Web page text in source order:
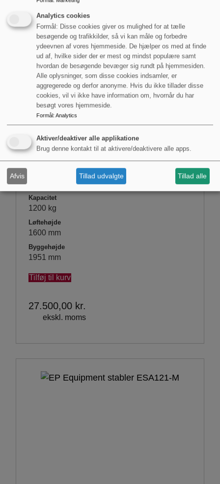
EP ESA121-M
Art
Elektriske lager- og
butikshåndteringsmaskiner
,Elstablere
Fabriksnye maskiner på lager
Kapacitet
1200 kg
Løftehøjde
1600 mm
Byggehøjde
1951 mm
Tilføj til kurv
27.500,00 kr.
ekskl. moms
Analytics cookies
Formål: Disse cookies giver os mulighed for at tælle
besøgende og trafikkilder, så vi kan måle og forbedre
ydeevnen af vores hjemmeside. De hjælper os med at finde
ud af, hvilke sider der er mest og mindst populære samt
hvordan de besøgende bevæger sig rundt på hjemmesiden.
Alle oplysninger, som disse cookies indsamler, er
aggregerede og derfor anonyme. Hvis du ikke tillader disse
cookies, vil vi ikke have information om, hvornår du har
besøgt vores hjemmeside.
Formål: Analytics
Aktiver/deaktiver alle applikatione
Brug denne kontakt til at aktivere/deaktivere alle apps.
Afvis Tillad udvalgte Tillad alle